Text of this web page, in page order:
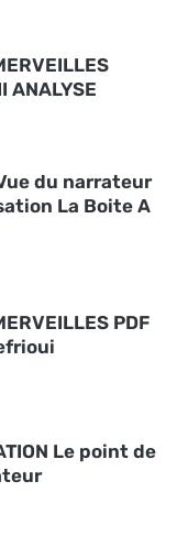
ANALYSE
du narrateur
La Boite A
PDF
Le point de